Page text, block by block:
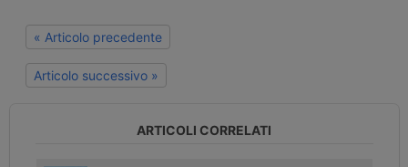
« Articolo precedente
Articolo successivo »
ARTICOLI CORRELATI